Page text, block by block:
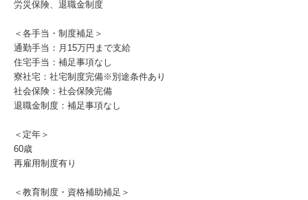
労災保険、退職金制度
＜各手当・制度補足＞
通勤手当：月15万円まで支給
住宅手当：補足事項なし
寮社宅：社宅制度完備※別途条件あり
社会保険：社会保険完備
退職金制度：補足事項なし
＜定年＞
60歳
再雇用制度有り
＜教育制度・資格補助補足＞